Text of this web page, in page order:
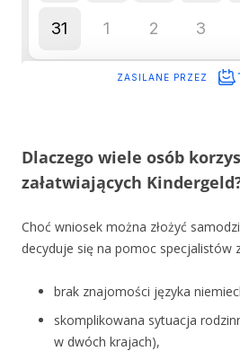
Dlaczego wiele osób
załatwiających
Choć wniosek można złożyć
decyduje się na pomoc specjalistów
brak znajomości języka
skomplikowana sytuacja
w dwóch krajach),